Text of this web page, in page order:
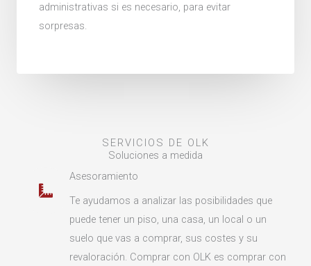
administrativas si es necesario, para evitar
sorpresas.
SERVICIOS DE OLK
Soluciones a medida
Asesoramiento
Te ayudamos a analizar las posibilidades que
puede tener un piso, una casa, un local o un
suelo que vas a comprar, sus costes y su
revaloración. Comprar con OLK es comprar con